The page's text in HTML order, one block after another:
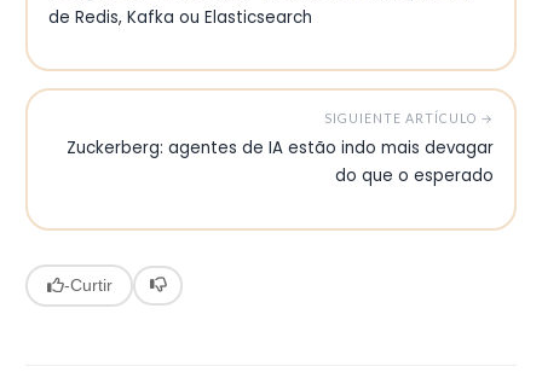
de Redis, Kafka ou Elasticsearch
SIGUIENTE ARTÍCULO →
Zuckerberg: agentes de IA estão indo mais devagar
do que o esperado
-Curtir